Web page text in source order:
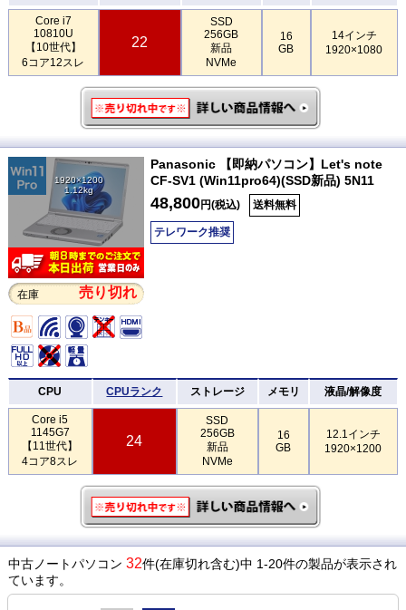
Core i7
10810U
【10世代】
6コア12スレ
22
SSD
256GB
新品
NVMe
16
GB
14インチ
1920×1080
1920×1200
1.12kg
在庫 売り切れ
Panasonic 【即納パソコン】Let's note
CF-SV1 (Win11pro64)(SSD新品) 5N11
48,800円(税込) 送料無料
テレワーク推奨
CPU CPUランク ストレージ メモリ 液晶/解像度
Core i5
1145G7
【11世代】
4コア8スレ
24
SSD
256GB
新品
NVMe
16
GB
12.1インチ
1920×1200
中古ノートパソコン 32件(在庫切れ含む)中 1-20件の製品が表示され
ています。